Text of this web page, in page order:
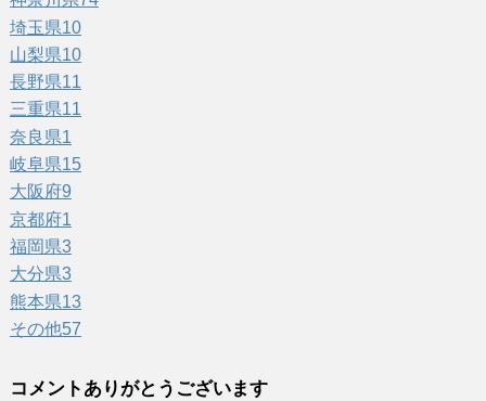
埼玉県10
山梨県10
長野県11
三重県11
奈良県1
岐阜県15
大阪府9
京都府1
福岡県3
大分県3
熊本県13
その他57
コメントありがとうございます